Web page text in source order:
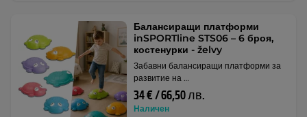
Балансиращи платформи
inSPORTline STS06 – 6 броя,
костенурки - želvy
Забавни балансиращи платформи за
развитие на …
34 € / 66,50 лв.
Наличен